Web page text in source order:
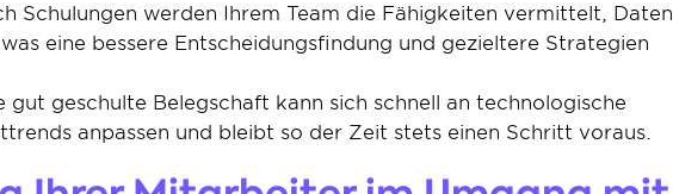
Schulungen werden Ihrem Team die Fähigkeiten vermittelt, Daten
eine bessere Entscheidungsfindung und gezieltere Strategien
gut geschulte Belegschaft kann sich schnell an technologische
anpassen und bleibt so der Zeit stets einen Schritt voraus.